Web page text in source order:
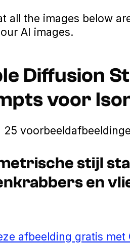
all the images below
AI images.
Diffusion
voor
25
stijl
en
afbeelding gratis met